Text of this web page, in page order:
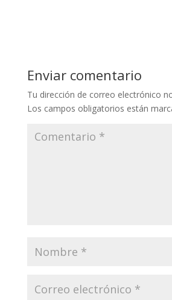
Enviar comentario
Tu dirección de correo electrónico
Los campos obligatorios están